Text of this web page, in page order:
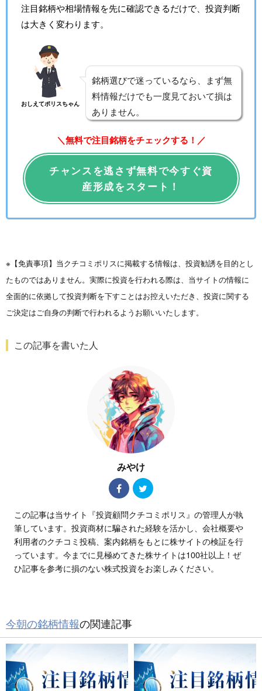
注目銘柄や相場情報を先に確認できるだけで、投資判断
は大きく変わります。
おしえてポリスちゃん
銘柄選びで迷っているなら、まず無
料情報だけでも一度見ておいて損は
ありません。
＼無料で注目銘柄をチェックする！／
チャンスを逃さず無料で今すぐ資
産形成をスタート！
※【免責事項】当クチコミポリスに掲載する情報は、投資勧誘を目的とし
たものではありません。実際に投資を行われる際は、当サイトの情報に
全面的に依拠して投資判断を下すことはお控えいただき、投資に関する
ご決定はご自身の判断で行われるようお願いいたします。
この記事を書いた人
みやけ
この記事は当サイト『投資顧問クチコミポリス』の管理人が執
筆しています。投資商材に騙された経験を活かし、会社概要や
利用者のクチコミ投稿、案内銘柄をもとに株サイトの検証を行
っています。今までに見極めてきた株サイトは100社以上！ぜ
ひ記事を参考に損のない株式投資をお楽しみください。
今朝の銘柄情報の関連記事